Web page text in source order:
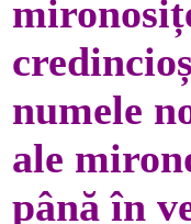
numele
ale
până în